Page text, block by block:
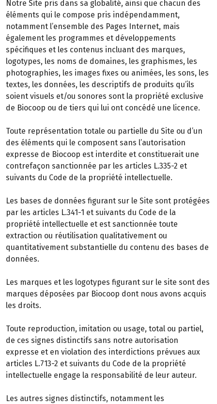
Notre Site pris dans sa globalité, ainsi que chacun des
éléments qui le compose pris indépendamment,
notamment l’ensemble des Pages Internet, mais
également les programmes et développements
spécifiques et les contenus incluant des marques,
logotypes, les noms de domaines, les graphismes, les
photographies, les images fixes ou animées, les sons, les
textes, les données, les descriptifs de produits qu’ils
soient visuels et/ou sonores sont la propriété exclusive
de Biocoop ou de tiers qui lui ont concédé une licence.
Toute représentation totale ou partielle du Site ou d’un
des éléments qui le composent sans l’autorisation
expresse de Biocoop est interdite et constituerait une
contrefaçon sanctionnée par les articles L.335-2 et
suivants du Code de la propriété intellectuelle.
Les bases de données figurant sur le Site sont protégées
par les articles L.341-1 et suivants du Code de la
propriété intellectuelle et est sanctionnée toute
extraction ou réutilisation qualitativement ou
quantitativement substantielle du contenu des bases de
données.
Les marques et les logotypes figurant sur le site sont des
marques déposées par Biocoop dont nous avons acquis
les droits.
Toute reproduction, imitation ou usage, total ou partiel,
de ces signes distinctifs sans notre autorisation
expresse et en violation des interdictions prévues aux
articles L.713-2 et suivants du Code de la propriété
intellectuelle engage la responsabilité de leur auteur.
Les autres signes distinctifs, notamment les